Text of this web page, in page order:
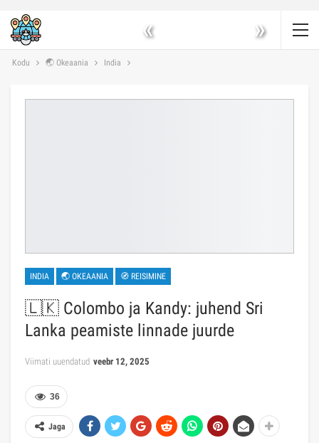
« »
Kodu 🌏 Okeaania India
INDIA 🌏 OKEAANIA 🧭 REISIMINE
🇱🇰 Colombo ja Kandy: juhend Sri
Lanka peamiste linnade juurde
Viimati uuendatud veebr 12, 2025
36
Jaga